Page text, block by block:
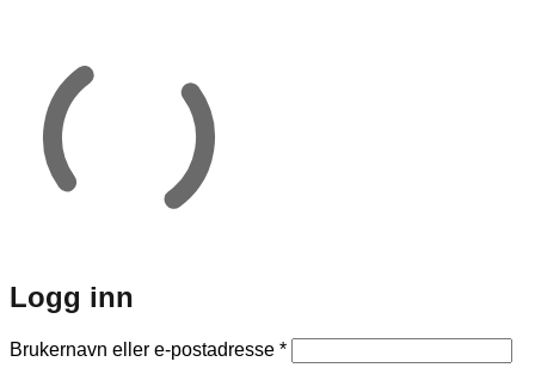
Logg inn
Brukernavn eller e-postadresse *Påkrevd